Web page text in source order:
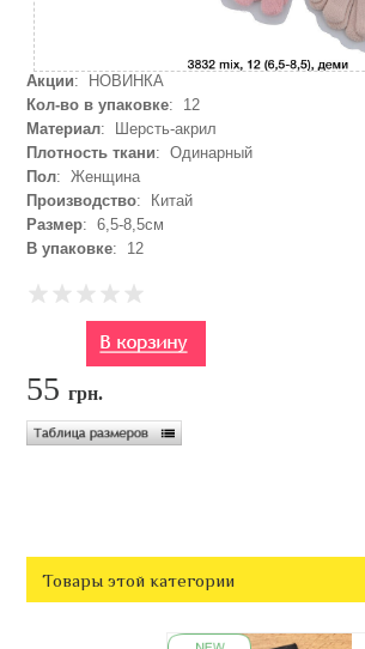
Акции: НОВИНКА
Кол-во в упаковке: 12
Материал: Шерсть-акрил
Плотность ткани: Одинарный
Пол: Женщина
Производство: Китай
Размер: 6,5-8,5см
В упаковке: 12
55грн.
Товары этой категории